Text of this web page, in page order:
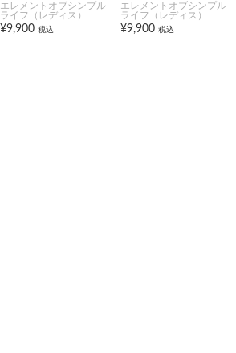
エレメントオブシンプル
ライフ（レディス）
¥9,900 税込
エレメントオブシンプル
ライフ（レディス）
¥9,900 税込